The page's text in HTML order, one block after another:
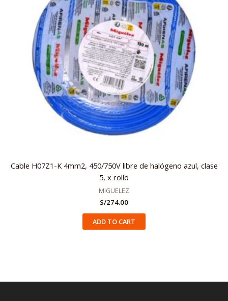
Cable H07Z1-K 4mm2, 450/750V libre de halógeno azul, clase
5, x rollo
MIGUELEZ
S/274.00
ADD TO CART